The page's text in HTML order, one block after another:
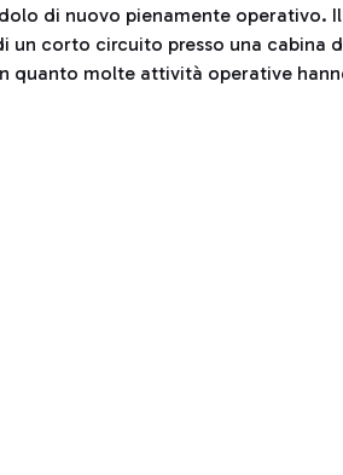
di nuovo pienamente operativo.
un corto circuito presso una cabina
quanto molte attività operative